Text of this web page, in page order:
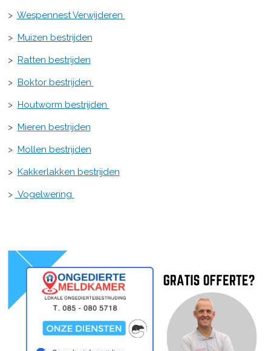
> Wespennest Verwijderen
> Muizen bestrijden
> Ratten bestrijden
> Boktor bestrijden
> Houtworm bestrijden
> Mieren bestrijden
> Mollen bestrijden
> Kakkerlakken bestrijden
> Vogelwering